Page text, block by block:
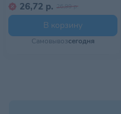
26,72 р. 26,99 р.
В корзину
Самовывозсегодня